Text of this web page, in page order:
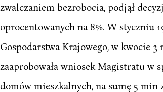
zwalczaniem bezrobocia, podjął
oprocentowanych na 8%. W styczniu
Gospodarstwa Krajowego, w kwocie
zaaprobowała wniosek Magistratu w
domów mieszkalnych, na sumę 5 min